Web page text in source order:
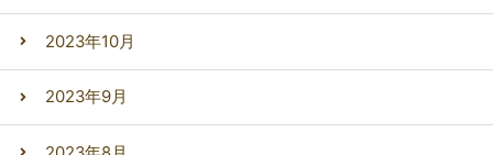
2023年10月
2023年9月